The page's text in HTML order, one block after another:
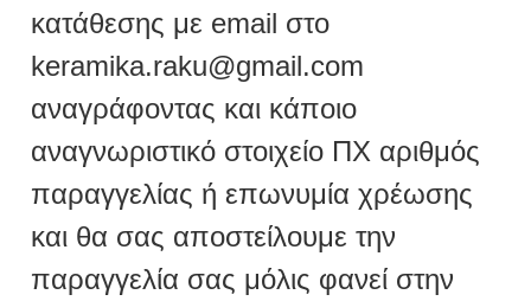
κατάθεσης με email στο
keramika.raku@gmail.com
αναγράφοντας και κάποιο
αναγνωριστικό στοιχείο ΠΧ αριθμός
παραγγελίας ή επωνυμία χρέωσης
και θα σας αποστείλουμε την
παραγγελία σας μόλις φανεί στην